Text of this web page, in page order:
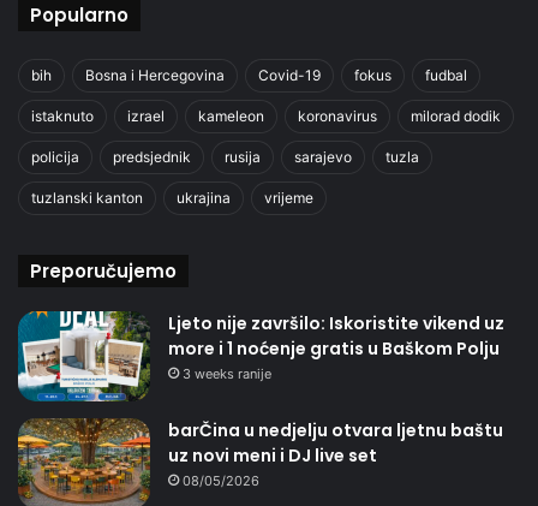
Popularno
bih Bosna i Hercegovina Covid-19 fokus fudbal
istaknuto izrael kameleon koronavirus milorad dodik
policija predsjednik rusija sarajevo tuzla
tuzlanski kanton ukrajina vrijeme
Preporučujemo
Ljeto nije završilo: Iskoristite vikend uz
more i 1 noćenje gratis u Baškom Polju
3 weeks ranije
barČina u nedjelju otvara ljetnu baštu
uz novi meni i DJ live set
08/05/2026